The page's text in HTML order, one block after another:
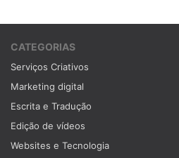
CATEGORIAS
Serviços Criativos
Marketing digital
Escrita e Tradução
Edição de vídeos
Websites e Tecnologia